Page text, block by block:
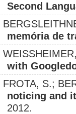
Second
memória de
with
FROTA, S.;
noticing and
2012.